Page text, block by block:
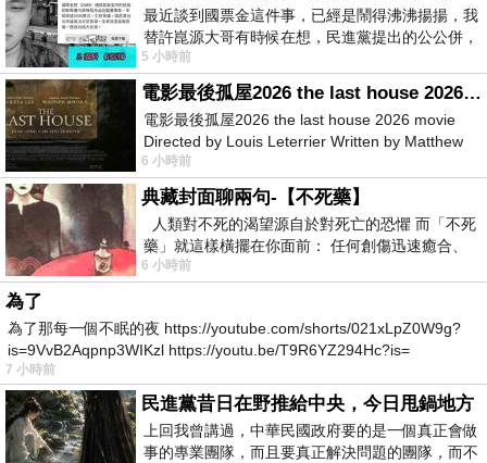
最近談到國票金這件事，已經是鬧得沸沸揚揚，我
替許崑源大哥有時候在想，民進黨提出的公公併，
其實就是想要國庫通黨庫，鬧出最大的醜
5 小時前
電影最後孤屋2026 the last house 2026 movie
電影最後孤屋2026 the last house 2026 movie
Directed by Louis Leterrier Written by Matthew
Robinson Starring Greta Lee Wa
6 小時前
典藏封面聊兩句-【不死藥】
人類對不死的渴望源自於對死亡的恐懼 而「不死
藥」就這樣橫擺在你面前： 任何創傷迅速癒合、
停止衰老、痛覺消失…堪
6 小時前
為了
為了那每一個不眠的夜 https://youtube.com/shorts/021xLpZ0W9g?
is=9VvB2Aqpnp3WIKzl https://youtu.be/T9R6YZ294Hc?is=
7 小時前
民進黨昔日在野推給中央，今日甩鍋地方
上回我曾講過，中華民國政府要的是一個真正會做
事的專業團隊，而且要真正解決問題的團隊，而不